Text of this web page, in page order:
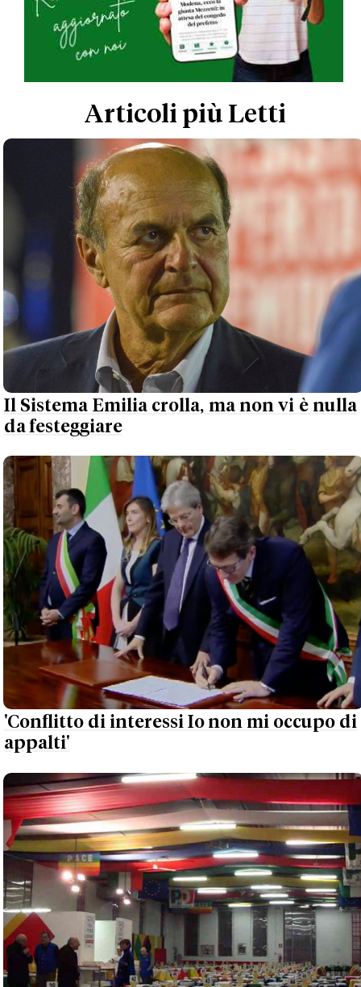
Articoli più Letti
Il Sistema Emilia crolla, ma non vi è nulla
da festeggiare
'Conflitto di interessi Io non mi occupo di
appalti'